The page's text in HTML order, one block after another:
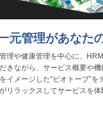
元管理があなた
理や健康管理を中心に、
きながら、サービス概要や機
イメージした“ビオトープ”
リラックスしてサービスを